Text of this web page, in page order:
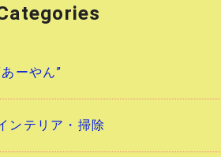
あーやん”
ンテリア・掃除